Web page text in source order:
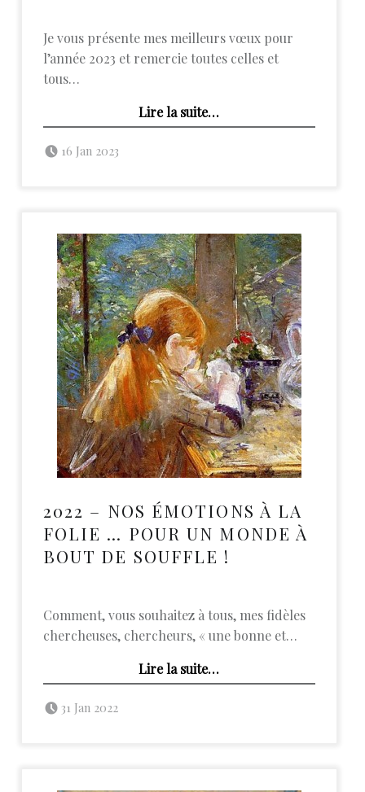
Je vous présente mes meilleurs vœux pour
l’année 2023 et remercie toutes celles et
tous…
Lire la suite“Mes vœux pour cette nouvelle année 2023”
…
16 Jan 2023
2022 – NOS ÉMOTIONS À LA
FOLIE … POUR UN MONDE À
BOUT DE SOUFFLE !
Comment, vous souhaitez à tous, mes fidèles
chercheuses, chercheurs, « une bonne et…
Lire la suite“2022 – Nos émotions à la folie … pour un monde à bout de souffle !”
…
31 Jan 2022